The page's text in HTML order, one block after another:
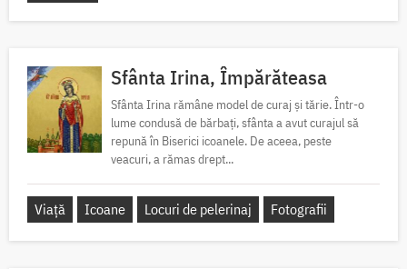
Sfânta Irina, Împărăteasa
Sfânta Irina rămâne model de curaj și tărie. Într-o
lume condusă de bărbați, sfânta a avut curajul să
repună în Biserici icoanele. De aceea, peste
veacuri, a rămas drept...
Viață Icoane Locuri de pelerinaj Fotografii